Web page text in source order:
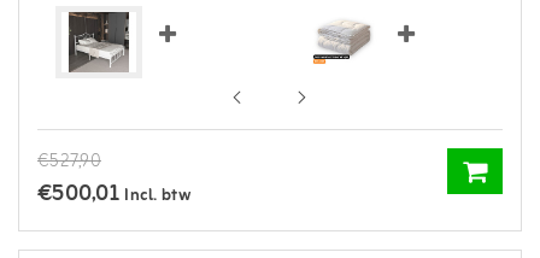
€527,90
€500,01 Incl. btw